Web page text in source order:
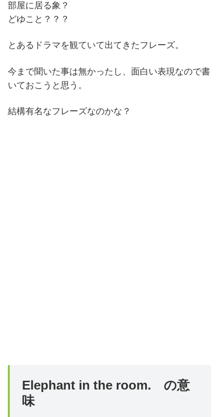
部屋に居る象？
どゆこと？？？
とあるドラマを観ていて出てきたフレーズ。
今まで聞いた事は無かったし、面白い表現なので書
いておこうと思う。
結構有名なフレーズなのかな？
Elephant in the room. の意
味